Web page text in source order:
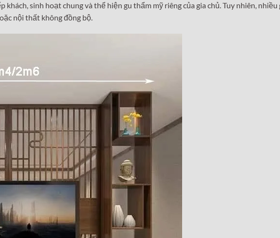
khách, sinh hoạt chung và thể hiện gu thẩm mỹ riêng của gia chủ. Tuy nhiên,
nội thất không đồng bộ.